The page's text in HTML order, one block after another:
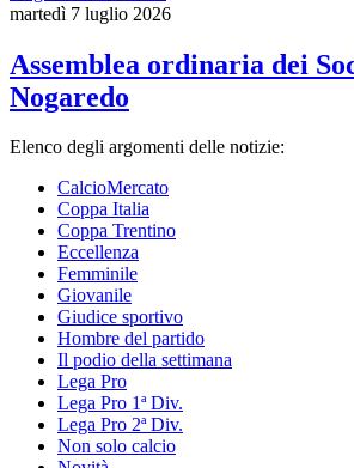
martedì 7 luglio 2026
Assemblea ordinaria dei
Nogaredo
Elenco degli argomenti delle notizie:
CalcioMercato
Coppa Italia
Coppa Trentino
Eccellenza
Femminile
Giovanile
Giudice sportivo
Hombre del partido
Il podio della settimana
Lega Pro
Lega Pro 1ª Div.
Lega Pro 2ª Div.
Non solo calcio